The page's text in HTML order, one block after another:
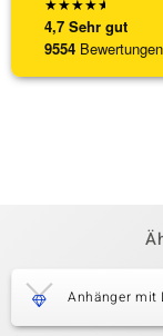
4,7 Sehr gut
9554 Bewertungen
Anhänger mit